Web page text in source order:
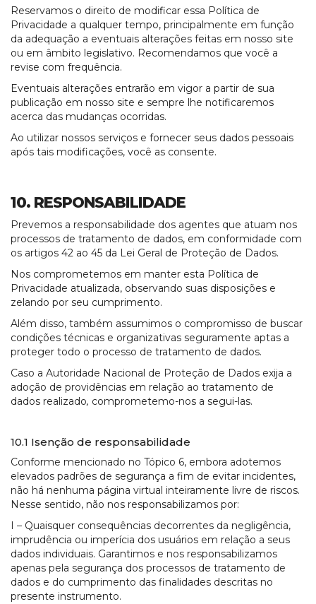
Reservamos o direito de modificar essa Política de
Privacidade a qualquer tempo, principalmente em função
da adequação a eventuais alterações feitas em nosso site
ou em âmbito legislativo. Recomendamos que você a
revise com frequência.
Eventuais alterações entrarão em vigor a partir de sua
publicação em nosso site e sempre lhe notificaremos
acerca das mudanças ocorridas.
Ao utilizar nossos serviços e fornecer seus dados pessoais
após tais modificações, você as consente.
10. RESPONSABILIDADE
Prevemos a responsabilidade dos agentes que atuam nos
processos de tratamento de dados, em conformidade com
os artigos 42 ao 45 da Lei Geral de Proteção de Dados.
Nos comprometemos em manter esta Política de
Privacidade atualizada, observando suas disposições e
zelando por seu cumprimento.
Além disso, também assumimos o compromisso de buscar
condições técnicas e organizativas seguramente aptas a
proteger todo o processo de tratamento de dados.
Caso a Autoridade Nacional de Proteção de Dados exija a
adoção de providências em relação ao tratamento de
dados realizado, comprometemo-nos a segui-las.
10.1 Isenção de responsabilidade
Conforme mencionado no Tópico 6, embora adotemos
elevados padrões de segurança a fim de evitar incidentes,
não há nenhuma página virtual inteiramente livre de riscos.
Nesse sentido, não nos responsabilizamos por:
I – Quaisquer consequências decorrentes da negligência,
imprudência ou imperícia dos usuários em relação a seus
dados individuais. Garantimos e nos responsabilizamos
apenas pela segurança dos processos de tratamento de
dados e do cumprimento das finalidades descritas no
presente instrumento.